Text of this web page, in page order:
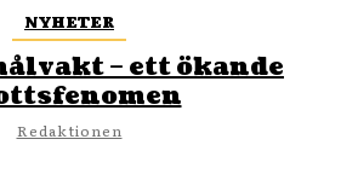
NYHETER
– ett ökande
Redaktionen